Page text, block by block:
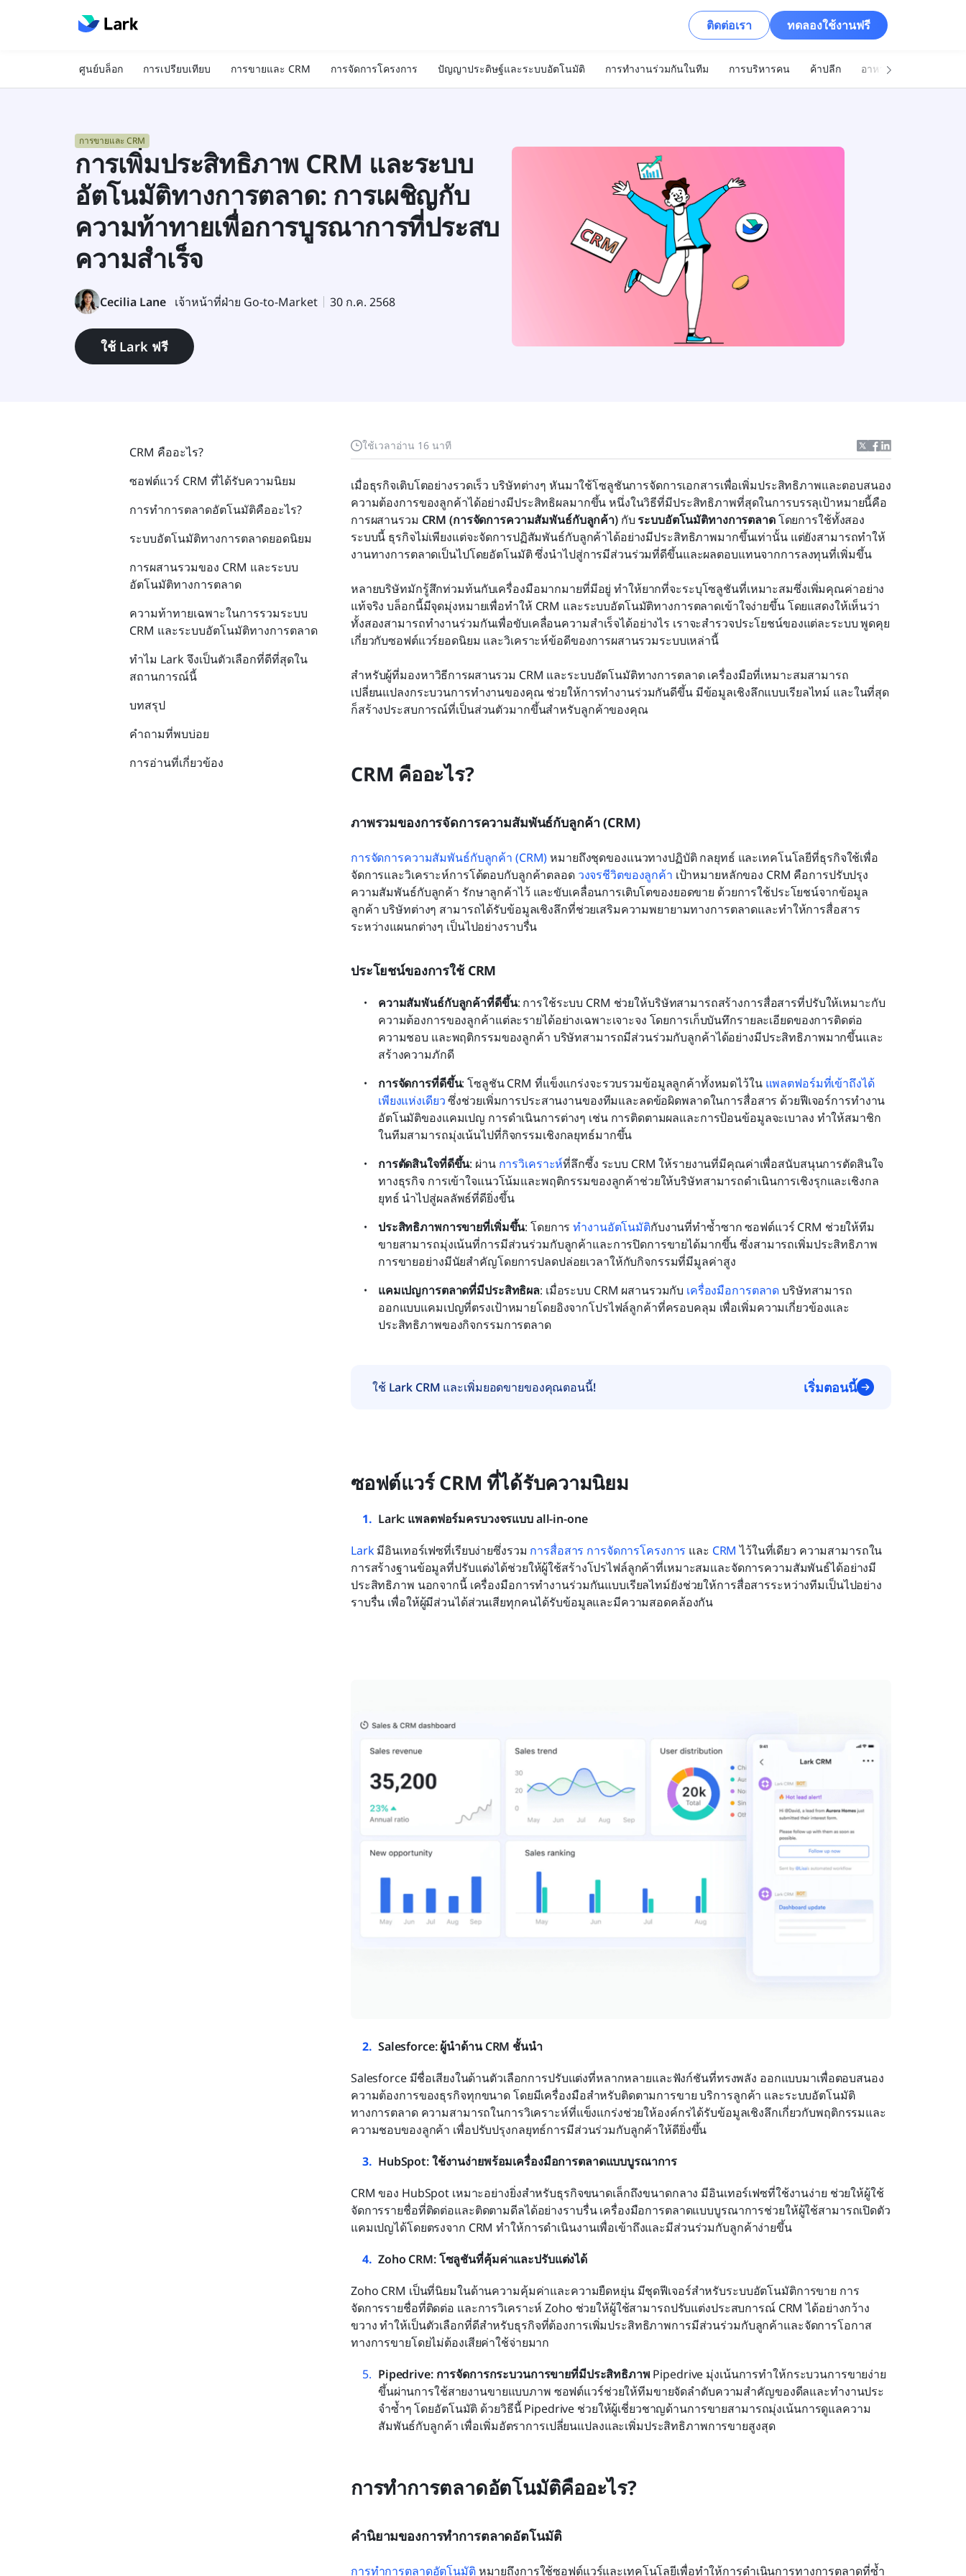
ติดต่อเรา ทดลองใช้งานฟรี
ศูนย์บล็อก การเปรียบเทียบ การขายและ CRM การจัดการโครงการ ปัญญาประดิษฐ์และระบบอัตโนมัติ การทำงานร่วมกันในทีม การบริหารคน ค้าปลีก อาหารและเครื่องดื่ม
การขายและ CRM
การเพิ่มประสิทธิภาพ CRM และระบบ
อัตโนมัติทางการตลาด: การเผชิญกับ
ความท้าทายเพื่อการบูรณาการที่ประสบ
ความสำเร็จ
Cecilia Lane เจ้าหน้าที่ฝ่าย Go-to-Market 30 ก.ค. 2568
ใช้ Lark ฟรี
ใช้เวลาอ่าน 16 นาที
เมื่อธุรกิจเติบโตอย่างรวดเร็ว บริษัทต่างๆ หันมาใช้โซลูชันการจัดการเอกสารเพื่อเพิ่มประสิทธิภาพและตอบสนอง
ความต้องการของลูกค้าได้อย่างมีประสิทธิผลมากขึ้น หนึ่งในวิธีที่มีประสิทธิภาพที่สุดในการบรรลุเป้าหมายนี้คือ
การผสานรวม CRM (การจัดการความสัมพันธ์กับลูกค้า) กับ ระบบอัตโนมัติทางการตลาด โดยการใช้ทั้งสอง
ระบบนี้ ธุรกิจไม่เพียงแต่จะจัดการปฏิสัมพันธ์กับลูกค้าได้อย่างมีประสิทธิภาพมากขึ้นเท่านั้น แต่ยังสามารถทำให้
งานทางการตลาดเป็นไปโดยอัตโนมัติ ซึ่งนำไปสู่การมีส่วนร่วมที่ดีขึ้นและผลตอบแทนจากการลงทุนที่เพิ่มขึ้น
หลายบริษัทมักรู้สึกท่วมท้นกับเครื่องมือมากมายที่มีอยู่ ทำให้ยากที่จะระบุโซลูชันที่เหมาะสมซึ่งเพิ่มคุณค่าอย่าง
แท้จริง บล็อกนี้มีจุดมุ่งหมายเพื่อทำให้ CRM และระบบอัตโนมัติทางการตลาดเข้าใจง่ายขึ้น โดยแสดงให้เห็นว่า
ทั้งสองสามารถทำงานร่วมกันเพื่อขับเคลื่อนความสำเร็จได้อย่างไร เราจะสำรวจประโยชน์ของแต่ละระบบ พูดคุย
เกี่ยวกับซอฟต์แวร์ยอดนิยม และวิเคราะห์ข้อดีของการผสานรวมระบบเหล่านี้
สำหรับผู้ที่มองหาวิธีการผสานรวม CRM และระบบอัตโนมัติทางการตลาด เครื่องมือที่เหมาะสมสามารถ
เปลี่ยนแปลงกระบวนการทำงานของคุณ ช่วยให้การทำงานร่วมกันดีขึ้น มีข้อมูลเชิงลึกแบบเรียลไทม์ และในที่สุด
ก็สร้างประสบการณ์ที่เป็นส่วนตัวมากขึ้นสำหรับลูกค้าของคุณ
CRM คืออะไร?
ภาพรวมของการจัดการความสัมพันธ์กับลูกค้า (CRM)
การจัดการความสัมพันธ์กับลูกค้า (CRM) หมายถึงชุดของแนวทางปฏิบัติ กลยุทธ์ และเทคโนโลยีที่ธุรกิจใช้เพื่อ
จัดการและวิเคราะห์การโต้ตอบกับลูกค้าตลอด วงจรชีวิตของลูกค้า เป้าหมายหลักของ CRM คือการปรับปรุง
ความสัมพันธ์กับลูกค้า รักษาลูกค้าไว้ และขับเคลื่อนการเติบโตของยอดขาย ด้วยการใช้ประโยชน์จากข้อมูล
ลูกค้า บริษัทต่างๆ สามารถได้รับข้อมูลเชิงลึกที่ช่วยเสริมความพยายามทางการตลาดและทำให้การสื่อสาร
ระหว่างแผนกต่างๆ เป็นไปอย่างราบรื่น
ประโยชน์ของการใช้ CRM
ความสัมพันธ์กับลูกค้าที่ดีขึ้น: การใช้ระบบ CRM ช่วยให้บริษัทสามารถสร้างการสื่อสารที่ปรับให้เหมาะกับ
ความต้องการของลูกค้าแต่ละรายได้อย่างเฉพาะเจาะจง โดยการเก็บบันทึกรายละเอียดของการติดต่อ
ความชอบ และพฤติกรรมของลูกค้า บริษัทสามารถมีส่วนร่วมกับลูกค้าได้อย่างมีประสิทธิภาพมากขึ้นและ
สร้างความภักดี
การจัดการที่ดีขึ้น: โซลูชัน CRM ที่แข็งแกร่งจะรวบรวมข้อมูลลูกค้าทั้งหมดไว้ใน แพลตฟอร์มที่เข้าถึงได้
เพียงแห่งเดียว ซึ่งช่วยเพิ่มการประสานงานของทีมและลดข้อผิดพลาดในการสื่อสาร ด้วยฟีเจอร์การทำงาน
อัตโนมัติของแคมเปญ การดำเนินการต่างๆ เช่น การติดตามผลและการป้อนข้อมูลจะเบาลง ทำให้สมาชิก
ในทีมสามารถมุ่งเน้นไปที่กิจกรรมเชิงกลยุทธ์มากขึ้น
การตัดสินใจที่ดีขึ้น: ผ่าน การวิเคราะห์ที่ลึกซึ้ง ระบบ CRM ให้รายงานที่มีคุณค่าเพื่อสนับสนุนการตัดสินใจ
ทางธุรกิจ การเข้าใจแนวโน้มและพฤติกรรมของลูกค้าช่วยให้บริษัทสามารถดำเนินการเชิงรุกและเชิงกล
ยุทธ์ นำไปสู่ผลลัพธ์ที่ดียิ่งขึ้น
ประสิทธิภาพการขายที่เพิ่มขึ้น: โดยการ ทำงานอัตโนมัติกับงานที่ทำซ้ำซาก ซอฟต์แวร์ CRM ช่วยให้ทีม
ขายสามารถมุ่งเน้นที่การมีส่วนร่วมกับลูกค้าและการปิดการขายได้มากขึ้น ซึ่งสามารถเพิ่มประสิทธิภาพ
การขายอย่างมีนัยสำคัญโดยการปลดปล่อยเวลาให้กับกิจกรรมที่มีมูลค่าสูง
แคมเปญการตลาดที่มีประสิทธิผล: เมื่อระบบ CRM ผสานรวมกับ เครื่องมือการตลาด บริษัทสามารถ
ออกแบบแคมเปญที่ตรงเป้าหมายโดยอิงจากโปรไฟล์ลูกค้าที่ครอบคลุม เพื่อเพิ่มความเกี่ยวข้องและ
ประสิทธิภาพของกิจกรรมการตลาด
ใช้ Lark CRM และเพิ่มยอดขายของคุณตอนนี้! เริ่มตอนนี้
ซอฟต์แวร์ CRM ที่ได้รับความนิยม
Lark: แพลตฟอร์มครบวงจรแบบ all-in-one
Lark มีอินเทอร์เฟซที่เรียบง่ายซึ่งรวม การสื่อสาร การจัดการโครงการ และ CRM ไว้ในที่เดียว ความสามารถใน
การสร้างฐานข้อมูลที่ปรับแต่งได้ช่วยให้ผู้ใช้สร้างโปรไฟล์ลูกค้าที่เหมาะสมและจัดการความสัมพันธ์ได้อย่างมี
ประสิทธิภาพ นอกจากนี้ เครื่องมือการทำงานร่วมกันแบบเรียลไทม์ยังช่วยให้การสื่อสารระหว่างทีมเป็นไปอย่าง
ราบรื่น เพื่อให้ผู้มีส่วนได้ส่วนเสียทุกคนได้รับข้อมูลและมีความสอดคล้องกัน
Salesforce: ผู้นำด้าน CRM ชั้นนำ
Salesforce มีชื่อเสียงในด้านตัวเลือกการปรับแต่งที่หลากหลายและฟังก์ชันที่ทรงพลัง ออกแบบมาเพื่อตอบสนอง
ความต้องการของธุรกิจทุกขนาด โดยมีเครื่องมือสำหรับติดตามการขาย บริการลูกค้า และระบบอัตโนมัติ
ทางการตลาด ความสามารถในการวิเคราะห์ที่แข็งแกร่งช่วยให้องค์กรได้รับข้อมูลเชิงลึกเกี่ยวกับพฤติกรรมและ
ความชอบของลูกค้า เพื่อปรับปรุงกลยุทธ์การมีส่วนร่วมกับลูกค้าให้ดียิ่งขึ้น
HubSpot: ใช้งานง่ายพร้อมเครื่องมือการตลาดแบบบูรณาการ
CRM ของ HubSpot เหมาะอย่างยิ่งสำหรับธุรกิจขนาดเล็กถึงขนาดกลาง มีอินเทอร์เฟซที่ใช้งานง่าย ช่วยให้ผู้ใช้
จัดการรายชื่อที่ติดต่อและติดตามดีลได้อย่างราบรื่น เครื่องมือการตลาดแบบบูรณาการช่วยให้ผู้ใช้สามารถเปิดตัว
แคมเปญได้โดยตรงจาก CRM ทำให้การดำเนินงานเพื่อเข้าถึงและมีส่วนร่วมกับลูกค้าง่ายขึ้น
Zoho CRM: โซลูชันที่คุ้มค่าและปรับแต่งได้
Zoho CRM เป็นที่นิยมในด้านความคุ้มค่าและความยืดหยุ่น มีชุดฟีเจอร์สำหรับระบบอัตโนมัติการขาย การ
จัดการรายชื่อที่ติดต่อ และการวิเคราะห์ Zoho ช่วยให้ผู้ใช้สามารถปรับแต่งประสบการณ์ CRM ได้อย่างกว้าง
ขวาง ทำให้เป็นตัวเลือกที่ดีสำหรับธุรกิจที่ต้องการเพิ่มประสิทธิภาพการมีส่วนร่วมกับลูกค้าและจัดการโอกาส
ทางการขายโดยไม่ต้องเสียค่าใช้จ่ายมาก
Pipedrive: การจัดการกระบวนการขายที่มีประสิทธิภาพ Pipedrive มุ่งเน้นการทำให้กระบวนการขายง่าย
ขึ้นผ่านการใช้สายงานขายแบบภาพ ซอฟต์แวร์ช่วยให้ทีมขายจัดลำดับความสำคัญของดีลและทำงานประ
จำซ้ำๆ โดยอัตโนมัติ ด้วยวิธีนี้ Pipedrive ช่วยให้ผู้เชี่ยวชาญด้านการขายสามารถมุ่งเน้นการดูแลความ
สัมพันธ์กับลูกค้า เพื่อเพิ่มอัตราการเปลี่ยนแปลงและเพิ่มประสิทธิภาพการขายสูงสุด
การทำการตลาดอัตโนมัติคืออะไร?
คำนิยามของการทำการตลาดอัตโนมัติ
การทำการตลาดอัตโนมัติ หมายถึงการใช้ซอฟต์แวร์และเทคโนโลยีเพื่อทำให้การดำเนินการทางการตลาดที่ซ้ำ
CRM คืออะไร?
ซอฟต์แวร์ CRM ที่ได้รับความนิยม
การทำการตลาดอัตโนมัติคืออะไร?
ระบบอัตโนมัติทางการตลาดยอดนิยม
การผสานรวมของ CRM และระบบ
อัตโนมัติทางการตลาด
ความท้าทายเฉพาะในการรวมระบบ
CRM และระบบอัตโนมัติทางการตลาด
ทำไม Lark จึงเป็นตัวเลือกที่ดีที่สุดใน
สถานการณ์นี้
บทสรุป
คำถามที่พบบ่อย
การอ่านที่เกี่ยวข้อง